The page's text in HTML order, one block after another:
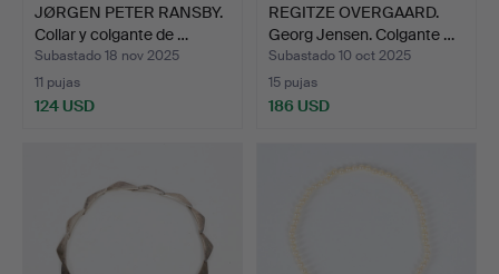
JØRGEN PETER RANSBY.
Collar y colgante de …
Subastado 18 nov 2025
11 pujas
124 USD
REGITZE OVERGAARD.
Georg Jensen. Colgante …
Subastado 10 oct 2025
15 pujas
186 USD